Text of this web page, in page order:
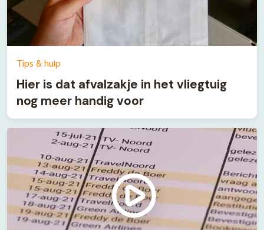
Tips & hulp
Hier is dat afvalzakje in het vliegtuig
nog meer handig voor